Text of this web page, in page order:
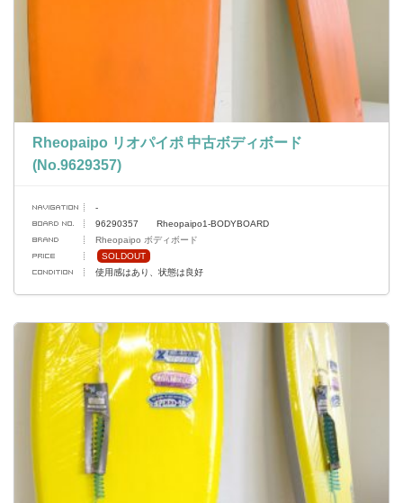
Rheopaipo リオパイポ 中古ボディボード
(No.9629357)
-
96290357 Rheopaipo1-BODYBOARD
Rheopaipo ボディボード
SOLDOUT
使用感はあり、状態は良好